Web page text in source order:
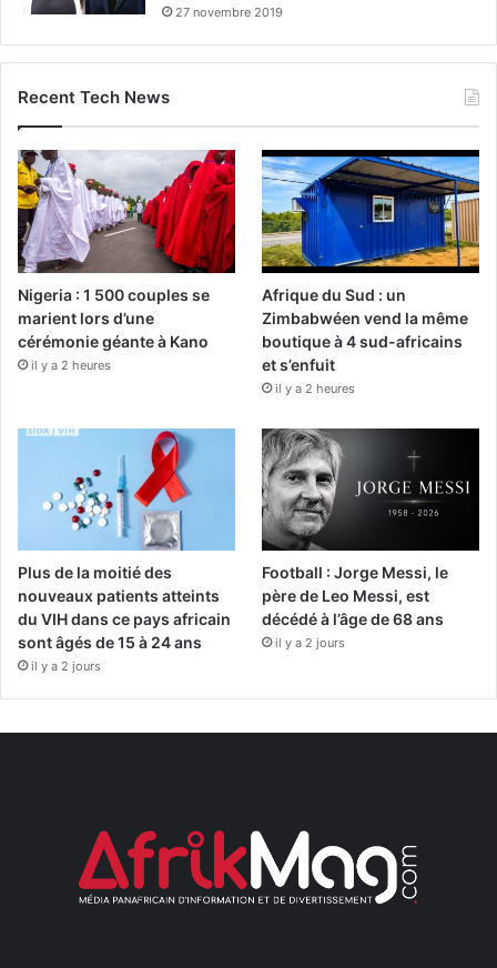
27 novembre 2019
Recent Tech News
Nigeria : 1 500 couples se
marient lors d’une
cérémonie géante à Kano
il y a 2 heures
Afrique du Sud : un
Zimbabwéen vend la même
boutique à 4 sud-africains
et s’enfuit
il y a 2 heures
Plus de la moitié des
nouveaux patients atteints
du VIH dans ce pays africain
sont âgés de 15 à 24 ans
il y a 2 jours
Football : Jorge Messi, le
père de Leo Messi, est
décédé à l’âge de 68 ans
il y a 2 jours